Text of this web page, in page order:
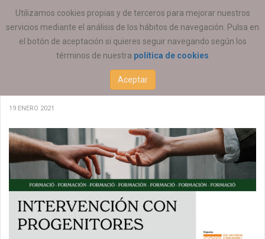
Utilizamos cookies propias y de terceros para mejorar nuestros
servicios mediante el análisis de los hábitos de navegación. Pulsa en
el botón de aceptación si quieres seguir navegando según los
términos de nuestra política de cookies
Aceptar
ESTÁ AQUÍ: FORMACIÓN
Curso COEESCV Intervención con
progenitores en proceso de ruptura
19 ENERO 2021